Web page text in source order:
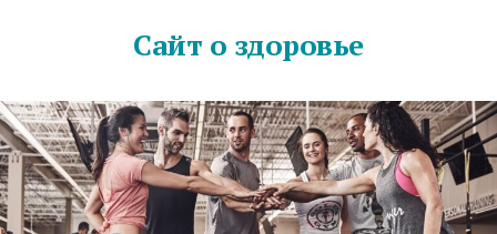
Сайт о здоровье